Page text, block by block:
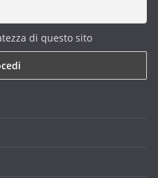
di questo sito